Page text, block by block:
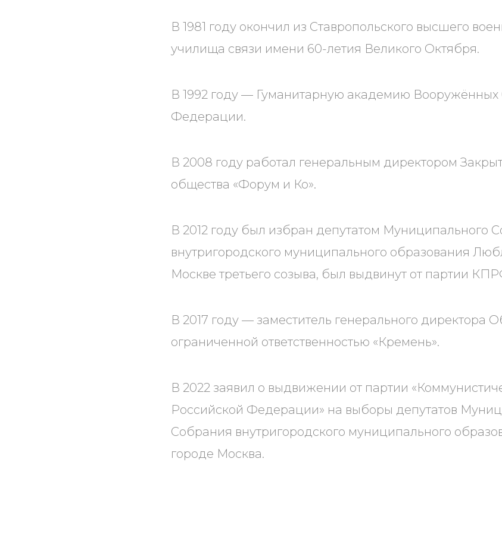
В 1981 году окончил из Ставропольского высшего
училища связи имени 60-летия Великого Октября.
В 1992 году — Гуманитарную академию Вооружённых
Федерации.
В 2008 году работал генеральным директором
общества «Форум и Ко».
В 2012 году был избран депутатом Муниципального
внутригородского муниципального образования
Москве третьего созыва, был выдвинут от партии
В 2017 году — заместитель генерального директора
ограниченной ответственностью «Кремень».
В 2022 заявил о выдвижении от партии
Российской Федерации» на выборы депутатов
Собрания внутригородского муниципального
городе Москва.